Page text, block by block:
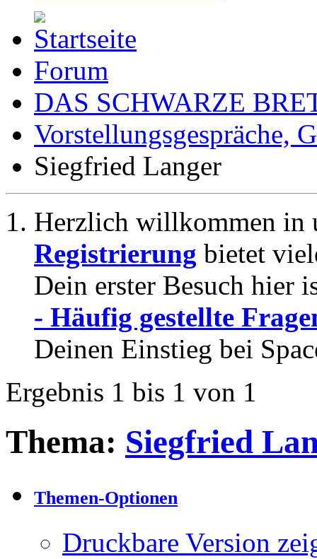
Forum
DAS SCHWARZE
Vorstellungsgespräche,
Siegfried Langer
Herzlich willkommen in
Registrierung bietet
Dein erster Besuch hier
- Häufig gestellte
Deinen Einstieg bei
Ergebnis 1 bis 1 von 1
Thema: Siegfried
Themen-Optionen
Druckbare Version